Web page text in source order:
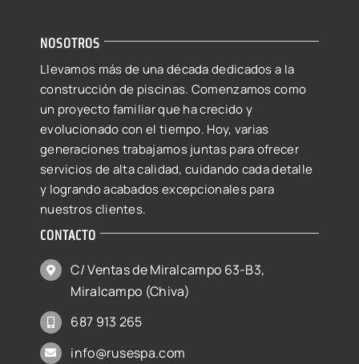
NOSOTROS
Llevamos más de una década dedicados a la
construcción de piscinas. Comenzamos como
un proyecto familiar que ha crecido y
evolucionado con el tiempo. Hoy, varias
generaciones trabajamos juntas para ofrecer
servicios de alta calidad, cuidando cada detalle
y logrando acabados excepcionales para
nuestros clientes.
CONTACTO
C/ Ventas de Miralcampo 63-B3,
Miralcampo (Chiva)
687 913 265
info@rusespa.com